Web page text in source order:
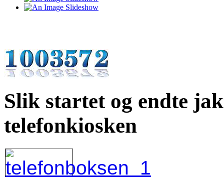
Slik startet og endte
telefonkiosken